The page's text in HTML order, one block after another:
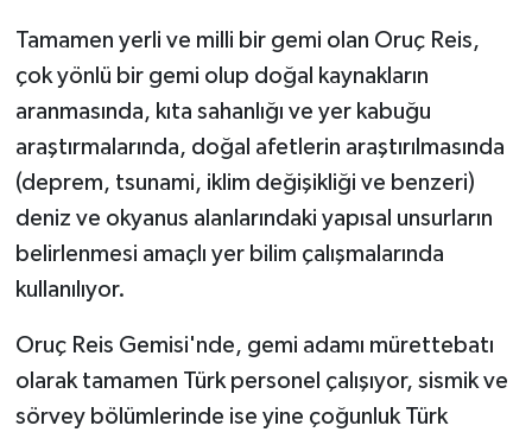
Tamamen yerli ve milli bir gemi olan Oruç Reis,
çok yönlü bir gemi olup doğal kaynakların
aranmasında, kıta sahanlığı ve yer kabuğu
araştırmalarında, doğal afetlerin araştırılmasında
(deprem, tsunami, iklim değişikliği ve benzeri)
deniz ve okyanus alanlarındaki yapısal unsurların
belirlenmesi amaçlı yer bilim çalışmalarında
kullanılıyor.
Oruç Reis Gemisi'nde, gemi adamı mürettebatı
olarak tamamen Türk personel çalışıyor, sismik ve
sörvey bölümlerinde ise yine çoğunluk Türk